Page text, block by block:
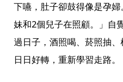
下嚥，肚子卻鼓得像是孕
妹和2個兒子在照顧。」自
過日子，酒照喝、菸照抽
日日好轉，重新學習走路。